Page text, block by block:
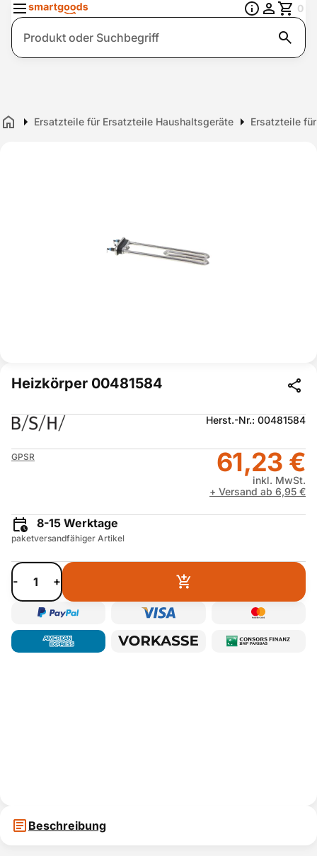
Suche
0
Home Ersatzteile für Ersatzteile Haushaltsgeräte Ersatzteile
Heizkörper 00481584
Herst.-Nr.: 00481584
GPSR 61,23 €
inkl. MwSt.
+ Versand ab 6,95 €
8-15 Werktage
paketversandfähiger Artikel
- +
Beschreibung